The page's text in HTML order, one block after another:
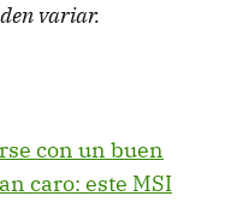
variar.
con un buen
caro: este MSI